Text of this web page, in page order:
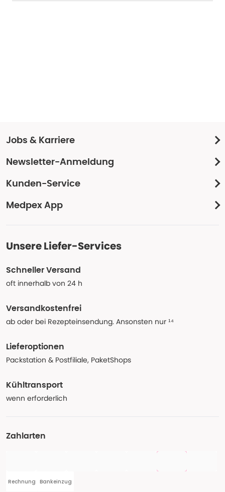
Jobs & Karriere
Newsletter-Anmeldung
Kunden-Service
Medpex App
Unsere Liefer-Services
Schneller Versand
oft innerhalb von 24 h
Versandkostenfrei
ab oder bei Rezepteinsendung. Ansonsten nur ¹⁴
Lieferoptionen
Packstation & Postfiliale, PaketShops
Kühltransport
wenn erforderlich
Zahlarten
Rechnung Bankeinzug